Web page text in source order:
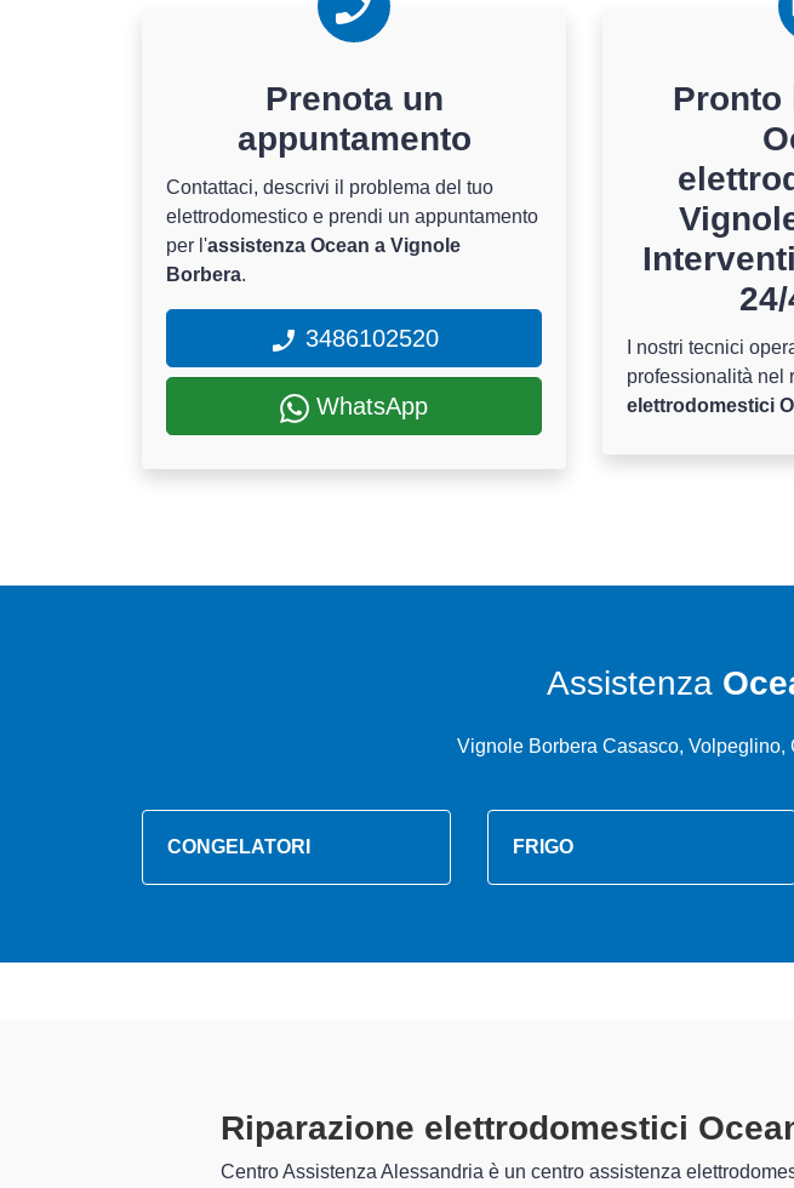
Prenota un
appuntamento
Contattaci, descrivi il problema del tuo
elettrodomestico e prendi un appuntamento
per l'assistenza Ocean a Vignole
Borbera.
3486102520
WhatsApp
Pronto
I nostri tecnici
professionalità nel
elettrodomestici
Assistenza
Vignole Borbera Casasco,
CONGELATORI FRIGO
Tecnici Elettrodomestici
preparati